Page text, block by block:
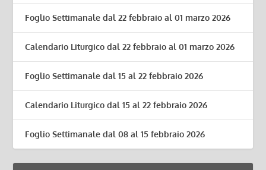
Foglio Settimanale dal 22 febbraio al 01 marzo 2026
Calendario Liturgico dal 22 febbraio al 01 marzo 2026
Foglio Settimanale dal 15 al 22 febbraio 2026
Calendario Liturgico dal 15 al 22 febbraio 2026
Foglio Settimanale dal 08 al 15 febbraio 2026